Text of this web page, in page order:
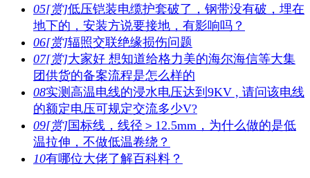
05[赏]低压铠装电缆护套破了，钢带没有破，埋在
地下的，安装方说要接地，有影响吗？
06[赏]辐照交联绝缘损伤问题
07[赏]大家好 想知道给格力美的海尔海信等大集
团供货的备案流程是怎么样的
08实测高温电线的浸水电压达到9KV , 请问该电线
的额定电压可规定交流多少V?
09[赏]国标线，线径＞12.5mm，为什么做的是低
温拉伸，不做低温卷绕？
10有哪位大佬了解百科料？